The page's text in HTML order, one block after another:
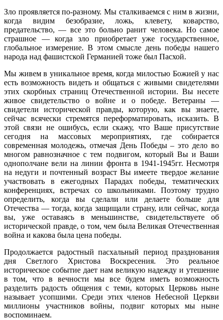
Зло проявляется по-разному. Мы сталкиваемся с ним в жизни,
когда видим безобразие, ложь, клевету, коварство,
предательство, — все это больно ранит человека. Но самое
страшное — когда зло приобретает уже государственное,
глобальное измерение. В этом смысле день победы нашего
народа над фашистской Германией тоже был Пасхой.
Мы живем в уникальное время, когда милостью Божией у нас
есть возможность видеть и общаться с живыми свидетелями
этих скорбных страниц Отечественной истории. Вы несете
живое свидетельство о войне и о победе. Ветераны —
свидетели исторической правды, которую, как вы знаете,
сейчас всячески стремятся переформатировать, исказить. В
этой связи не ошибусь, если скажу, что Ваше присутствие
сегодня на массовых мероприятиях, где собирается
современная молодежь, отмечая День Победы – это дело во
многом равнозначное с тем подвигом, который Вы и Ваши
однополчане вели на линии фронта в 1941-1945гг. Несмотря
на недуги и почтенный возраст Вы имеете твердое желание
участвовать в ежегодных Парадах победы, тематических
конференциях, встречах со школьниками. Поэтому трудно
определить, когда вы сделали или делаете больше для
Отечества — тогда, когда защищали страну, или сейчас, когда
вы, уже оставаясь в меньшинстве, свидетельствуете об
исторической правде, о том, чем была Великая Отечественная
война и какова была цена победы.
Продолжается радостный пасхальный период празднования
дня Светлого Христова Воскресения. Это реальное
историческое событие дает нам великую надежду и утешение
в том, что в вечности мы все будем иметь возможность
разделить радость общения с теми, которых Церковь ныне
называет усопшими. Среди этих членов Небесной Церкви
миллионы участников войны, подвиг которых мы ныне
воспоминаем.